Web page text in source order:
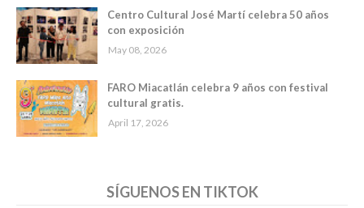
Centro Cultural José Martí celebra 50 años
con exposición
May 08, 2026
FARO Miacatlán celebra 9 años con festival
cultural gratis.
April 17, 2026
SÍGUENOS EN TIKTOK